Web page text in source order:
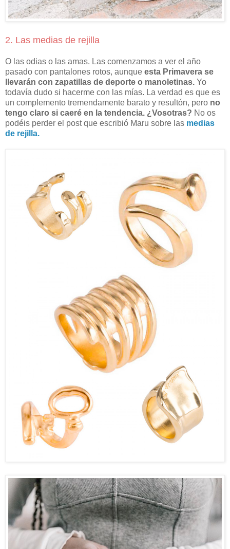
2. Las medias de rejilla
O las odias o las amas. Las comenzamos a ver el año
pasado con pantalones rotos, aunque esta Primavera se
llevarán con zapatillas de deporte o manoletinas. Yo
todavía dudo si hacerme con las mías. La verdad es que es
un complemento tremendamente barato y resultón, pero no
tengo claro si caeré en la tendencia. ¿Vosotras? No os
podéis perder el post que escribió Maru sobre las medias
de rejilla.